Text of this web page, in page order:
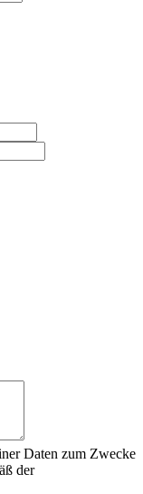
Daten zum Zwecke
der